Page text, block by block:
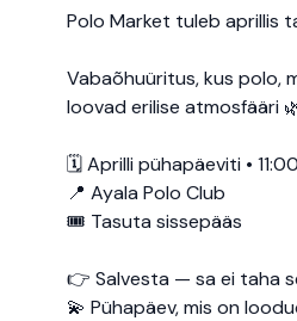
Polo Market tuleb aprillis
Vabaõhuüritus, kus polo,
loovad erilise atmosfääri
🗓 Aprilli pühapäeviti •
📍 Ayala Polo Club
🎟 Tasuta sissepääs
👉 Salvesta — sa ei taha
💫 Pühapäev, mis on